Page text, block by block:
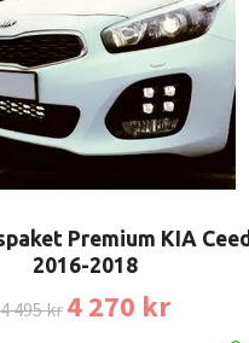
Premium KIA Ceed
2016-2018
4 495 kr 4 270 kr